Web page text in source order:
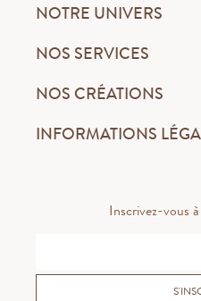
NOTRE UNIVERS
NOS SERVICES
NOS CRÉATIONS
INFORMATIONS
Inscrivez-vous